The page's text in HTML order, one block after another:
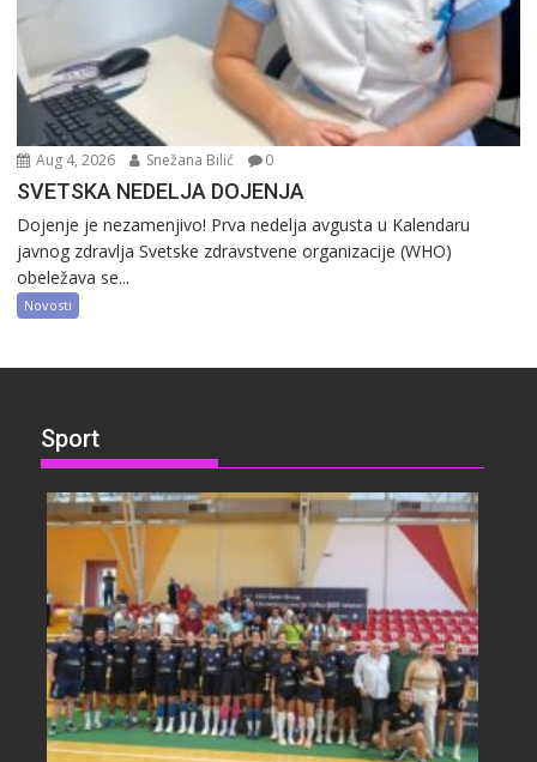
Aug 4, 2026 Snežana Bilić 0
SVETSKA NEDELJA DOJENJA
Dojenje je nezamenjivo! Prva nedelja avgusta u Kalendaru
javnog zdravlja Svetske zdravstvene organizacije (WHO)
obeležava se...
Novosti
Sport